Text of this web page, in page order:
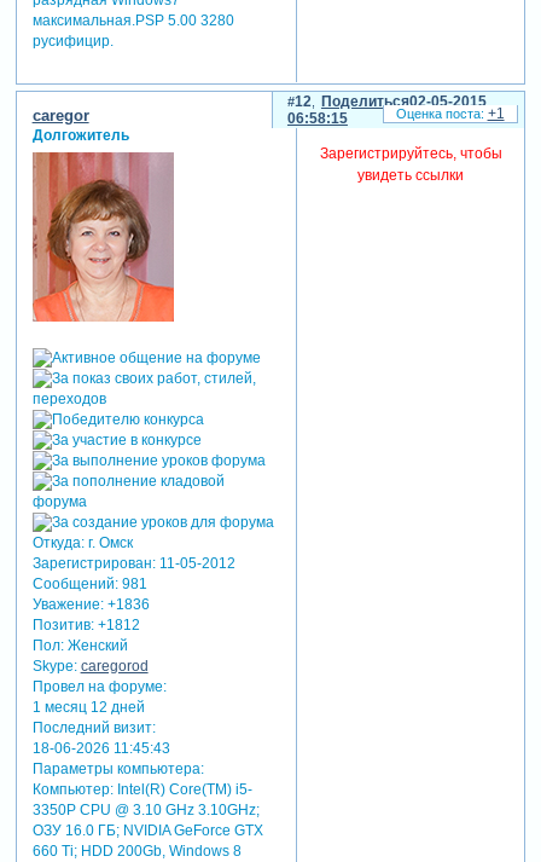
максимальная.PSP 5.00 3280
русифицир.
Поделиться
12
02-05-2015
06:58:15
caregor
Долгожитель
Откуда:г. Омск
Зарегистрирован: 11-05-2012
Сообщений:981
Уважение: +1836
Позитив: +1812
Пол:Женский
Skype: caregorod
Провел на форуме:
1 месяц 12 дней
Последний визит:
18-06-2026 11:45:43
Параметры компьютера:
Компьютер: Intel(R) Core(TM) i5-
3350P CPU @ 3.10 GHz 3.10GHz;
ОЗУ 16.0 ГБ; NVIDIA GeForce GTX
660 Ti; HDD 200Gb, Windows 8
Зарегистрируйтесь, чтобы
увидеть ссылки
+1